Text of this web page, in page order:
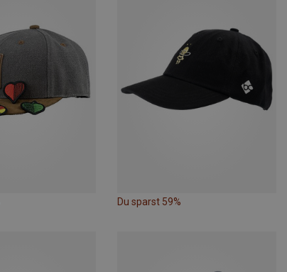
Du sparst 59%